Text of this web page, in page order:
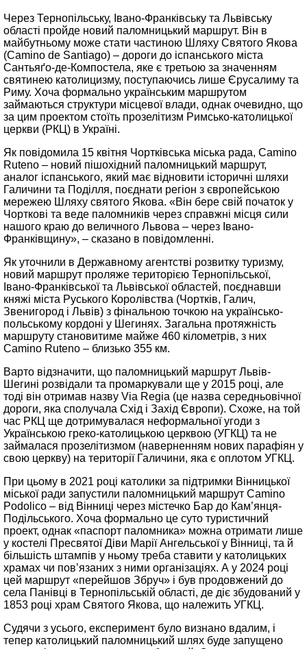
Через Тернопільську, Івано-Франківську та Львівську
області пройде новий паломницький маршрут. Він в
майбутньому може стати частиною Шляху Святого Якова
(Camino de Santiago) – дороги до іспанського міста
Сантьяґо-де-Компостела, яке є третьою за значенням
святинею католицизму, поступаючись лише Єрусалиму та
Риму. Хоча формально українським маршрутом
займаються структури місцевої влади, однак очевидно, що
за цим проектом стоїть прозелітизм Римсько-католицької
церкви (РКЦ) в Україні.
Як повідомила 15 квітня Чортківська міська рада, Camino
Ruteno – новий пішохідний паломницький маршрут,
аналог іспанського, який має відновити історичні шляхи
Галичини та Поділля, поєднати регіон з європейською
мережею Шляху святого Якова. «Він бере свій початок у
Чорткові та веде паломників через справжні місця сили
нашого краю до величного Львова – через Івано-
Франківщину», – сказано в повідомленні.
Як уточнили в Державному агентстві розвитку туризму,
новий маршрут проляже територією Тернопільської,
Івано-Франківської та Львівської областей, поєднавши
княжі міста Руського Королівства (Чортків, Галич,
Звенигород і Львів) з фінальною точкою на українсько-
польському кордоні у Шегинях. Загальна протяжність
маршруту становитиме майже 460 кілометрів, з них
Camino Ruteno – близько 355 км.
Варто відзначити, що паломницький маршрут Львів-
Шегині розвідали та промаркували ще у 2015 році, але
тоді він отримав назву Via Regia (це назва середньовічної
дороги, яка сполучала Схід і Захід Європи). Схоже, на той
час РКЦ ще дотримувалася неформальної угоди з
Українською греко-католицькою церквою (УГКЦ) та не
займалася прозелітизмом (наверненням нових парафіян у
свою церкву) на території Галичини, яка є оплотом УГКЦ.
При цьому в 2021 році католики за підтримки Вінницької
міської ради запустили паломницький маршрут Camino
Podolico – від Вінниці через містечко Бар до Кам’янця-
Подільського. Хоча формально це суто туристичний
проект, однак «паспорт паломника» можна отримати лише
у костелі Пресвятої Діви Марії Ангельської у Вінниці, та й
більшість штампів у ньому треба ставити у католицьких
храмах чи пов’язаних з ними організаціях. А у 2024 році
цей маршрут «перейшов Збруч» і був продовжений до
села Панівці в Тернопільській області, де діє збудований у
1853 році храм Святого Якова, що належить УГКЦ.
Судячи з усього, експеримент було визнано вдалим, і
тепер католицький паломницький шлях буде запущено